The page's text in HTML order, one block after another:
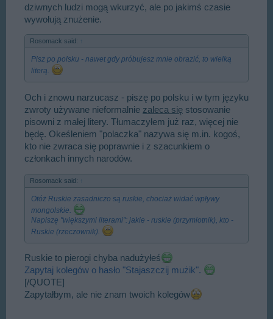
dziwnych ludzi mogą wkurzyć, ale po jakimś czasie
wywołują znużenie.
Rosomack said:
Pisz po polsku - nawet gdy próbujesz mnie obrazić, to wielką
literą.
Och i znowu narzucasz - piszę po polsku i w tym języku
zwroty używane nieformalnie zaleca się stosowanie
pisowni z małej litery. Tłumaczyłem już raz, więcej nie
będę. Okeśleniem "polaczka" nazywa się m.in. kogoś,
kto nie zwraca się poprawnie i z szacunkiem o
członkach innych narodów.
Rosomack said:
Otóż Ruskie zasadniczo są ruskie, chociaż widać wpływy
mongolskie.
Napiszę "większymi literami": jakie - ruskie (przymiotnik), kto -
Ruskie (rzeczownik).
Ruskie to pierogi chyba nadużyłeś
Zapytaj kolegów o hasło "Stajaszczij mużik".
[/QUOTE]
Zapytałbym, ale nie znam twoich kolegów